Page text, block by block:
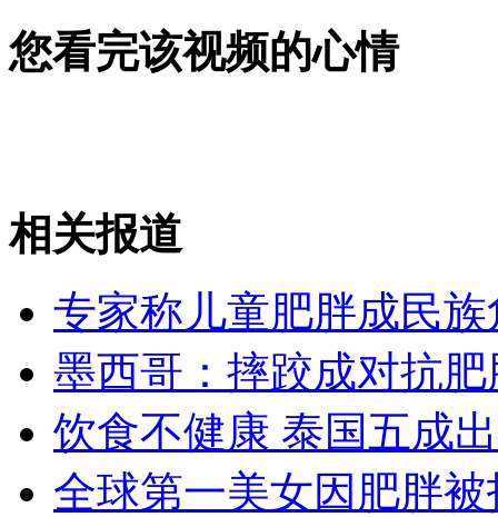
韩国考虑在联合国提及慰安妇等问题
山西运城恶犬咬伤多人 警民合力深夜将其击毙
女孩北京地铁殴打老人 痛下狠手拳打脚踢
您看完该视频的心情
相关报道
专家称儿童肥胖成民
墨西哥：摔跤成对抗
饮食不健康 泰国五成
全球第一美女因肥胖